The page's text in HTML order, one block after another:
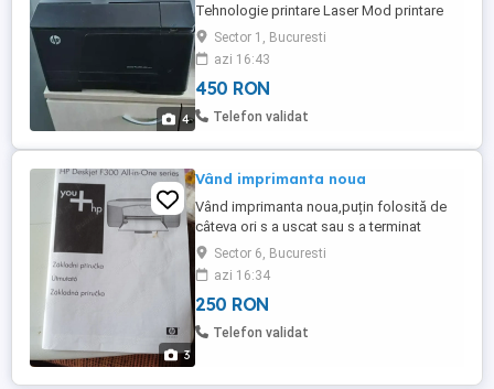
4
Tehnologie printare Laser Mod printare
Monocrom Color Utilizare Business
Functii principale Printare Format general
imprimanta A4 Printare fata verso (Duplex)
Manual Alimentator automat de
documente (ADF) Nu Conectivitate USB
Cablu ...
Sector 1, Bucuresti
azi 16:43
450 RON
Telefon validat
3
Vând imprimanta noua
Vând imprimanta noua,puțin folosită de
câteva ori s a uscat sau s a terminat
cartușul,nu știu.
Sector 6, Bucuresti
azi 16:34
250 RON
Telefon validat